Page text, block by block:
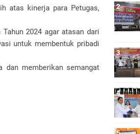
atas kinerja para Petugas,
2024 agar atasan dari
untuk membentuk pribadi
dan memberikan semangat